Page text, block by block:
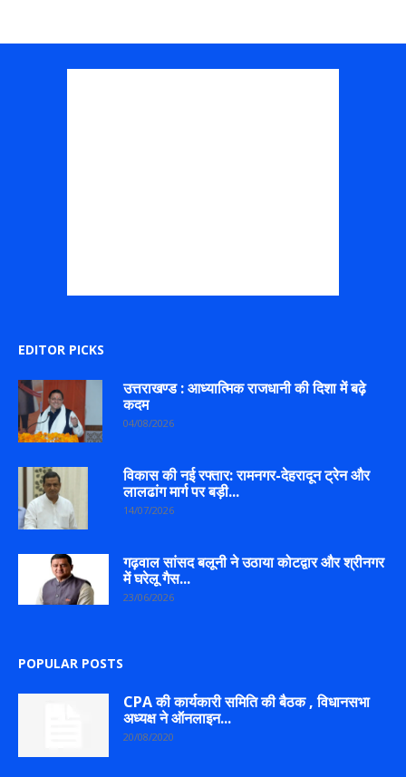
EDITOR PICKS
उत्तराखण्ड : आध्यात्मिक राजधानी की दिशा में बढ़े
कदम
04/08/2026
विकास की नई रफ्तार: रामनगर-देहरादून ट्रेन और
लालढांग मार्ग पर बड़ी...
14/07/2026
गढ़वाल सांसद बलूनी ने उठाया कोटद्वार और श्रीनगर
में घरेलू गैस...
23/06/2026
POPULAR POSTS
CPA की कार्यकारी समिति की बैठक , विधानसभा
अध्यक्ष ने ऑनलाइन...
20/08/2020